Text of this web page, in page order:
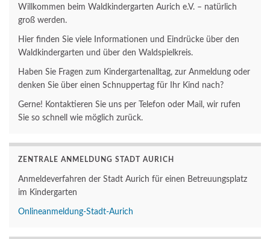
Willkommen beim Waldkindergarten Aurich e.V. – natürlich
groß werden.
Hier finden Sie viele Informationen und Eindrücke über den
Waldkindergarten und über den Waldspielkreis.
Haben Sie Fragen zum Kindergartenalltag, zur Anmeldung oder
denken Sie über einen Schnuppertag für Ihr Kind nach?
Gerne! Kontaktieren Sie uns per Telefon oder Mail, wir rufen
Sie so schnell wie möglich zurück.
ZENTRALE ANMELDUNG STADT AURICH
Anmeldeverfahren der Stadt Aurich für einen Betreuungsplatz
im Kindergarten
Onlineanmeldung-Stadt-Aurich